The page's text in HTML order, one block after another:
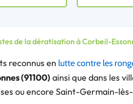
de la dératisation à Corbeil-
reconnus en lutte contre les
(91100) ainsi que dans les
ou encore Saint-Germain-